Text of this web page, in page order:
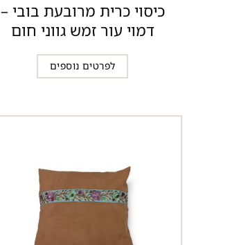
כיסוי כרית מרובעת בובי –
דמוי עור זמש גווני חום
לפרטים נוספים